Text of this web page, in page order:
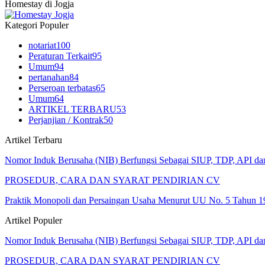
Homestay di Jogja
Kategori Populer
notariat100
Peraturan Terkait95
Umum94
pertanahan84
Perseroan terbatas65
Umum64
ARTIKEL TERBARU53
Perjanjian / Kontrak50
Artikel Terbaru
Nomor Induk Berusaha (NIB) Berfungsi Sebagai SIUP, TDP, API
PROSEDUR, CARA DAN SYARAT PENDIRIAN CV
Praktik Monopoli dan Persaingan Usaha Menurut UU No. 5 Tahun
Artikel Populer
Nomor Induk Berusaha (NIB) Berfungsi Sebagai SIUP, TDP, API
PROSEDUR, CARA DAN SYARAT PENDIRIAN CV